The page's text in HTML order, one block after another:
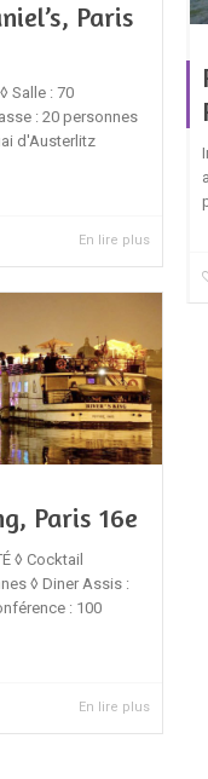
Paris
Salle : 70
: 20 personnes
d'Austerlitz
En lire plus
Paris 16e
◊ Cocktail
◊ Diner Assis :
: 100
En lire plus